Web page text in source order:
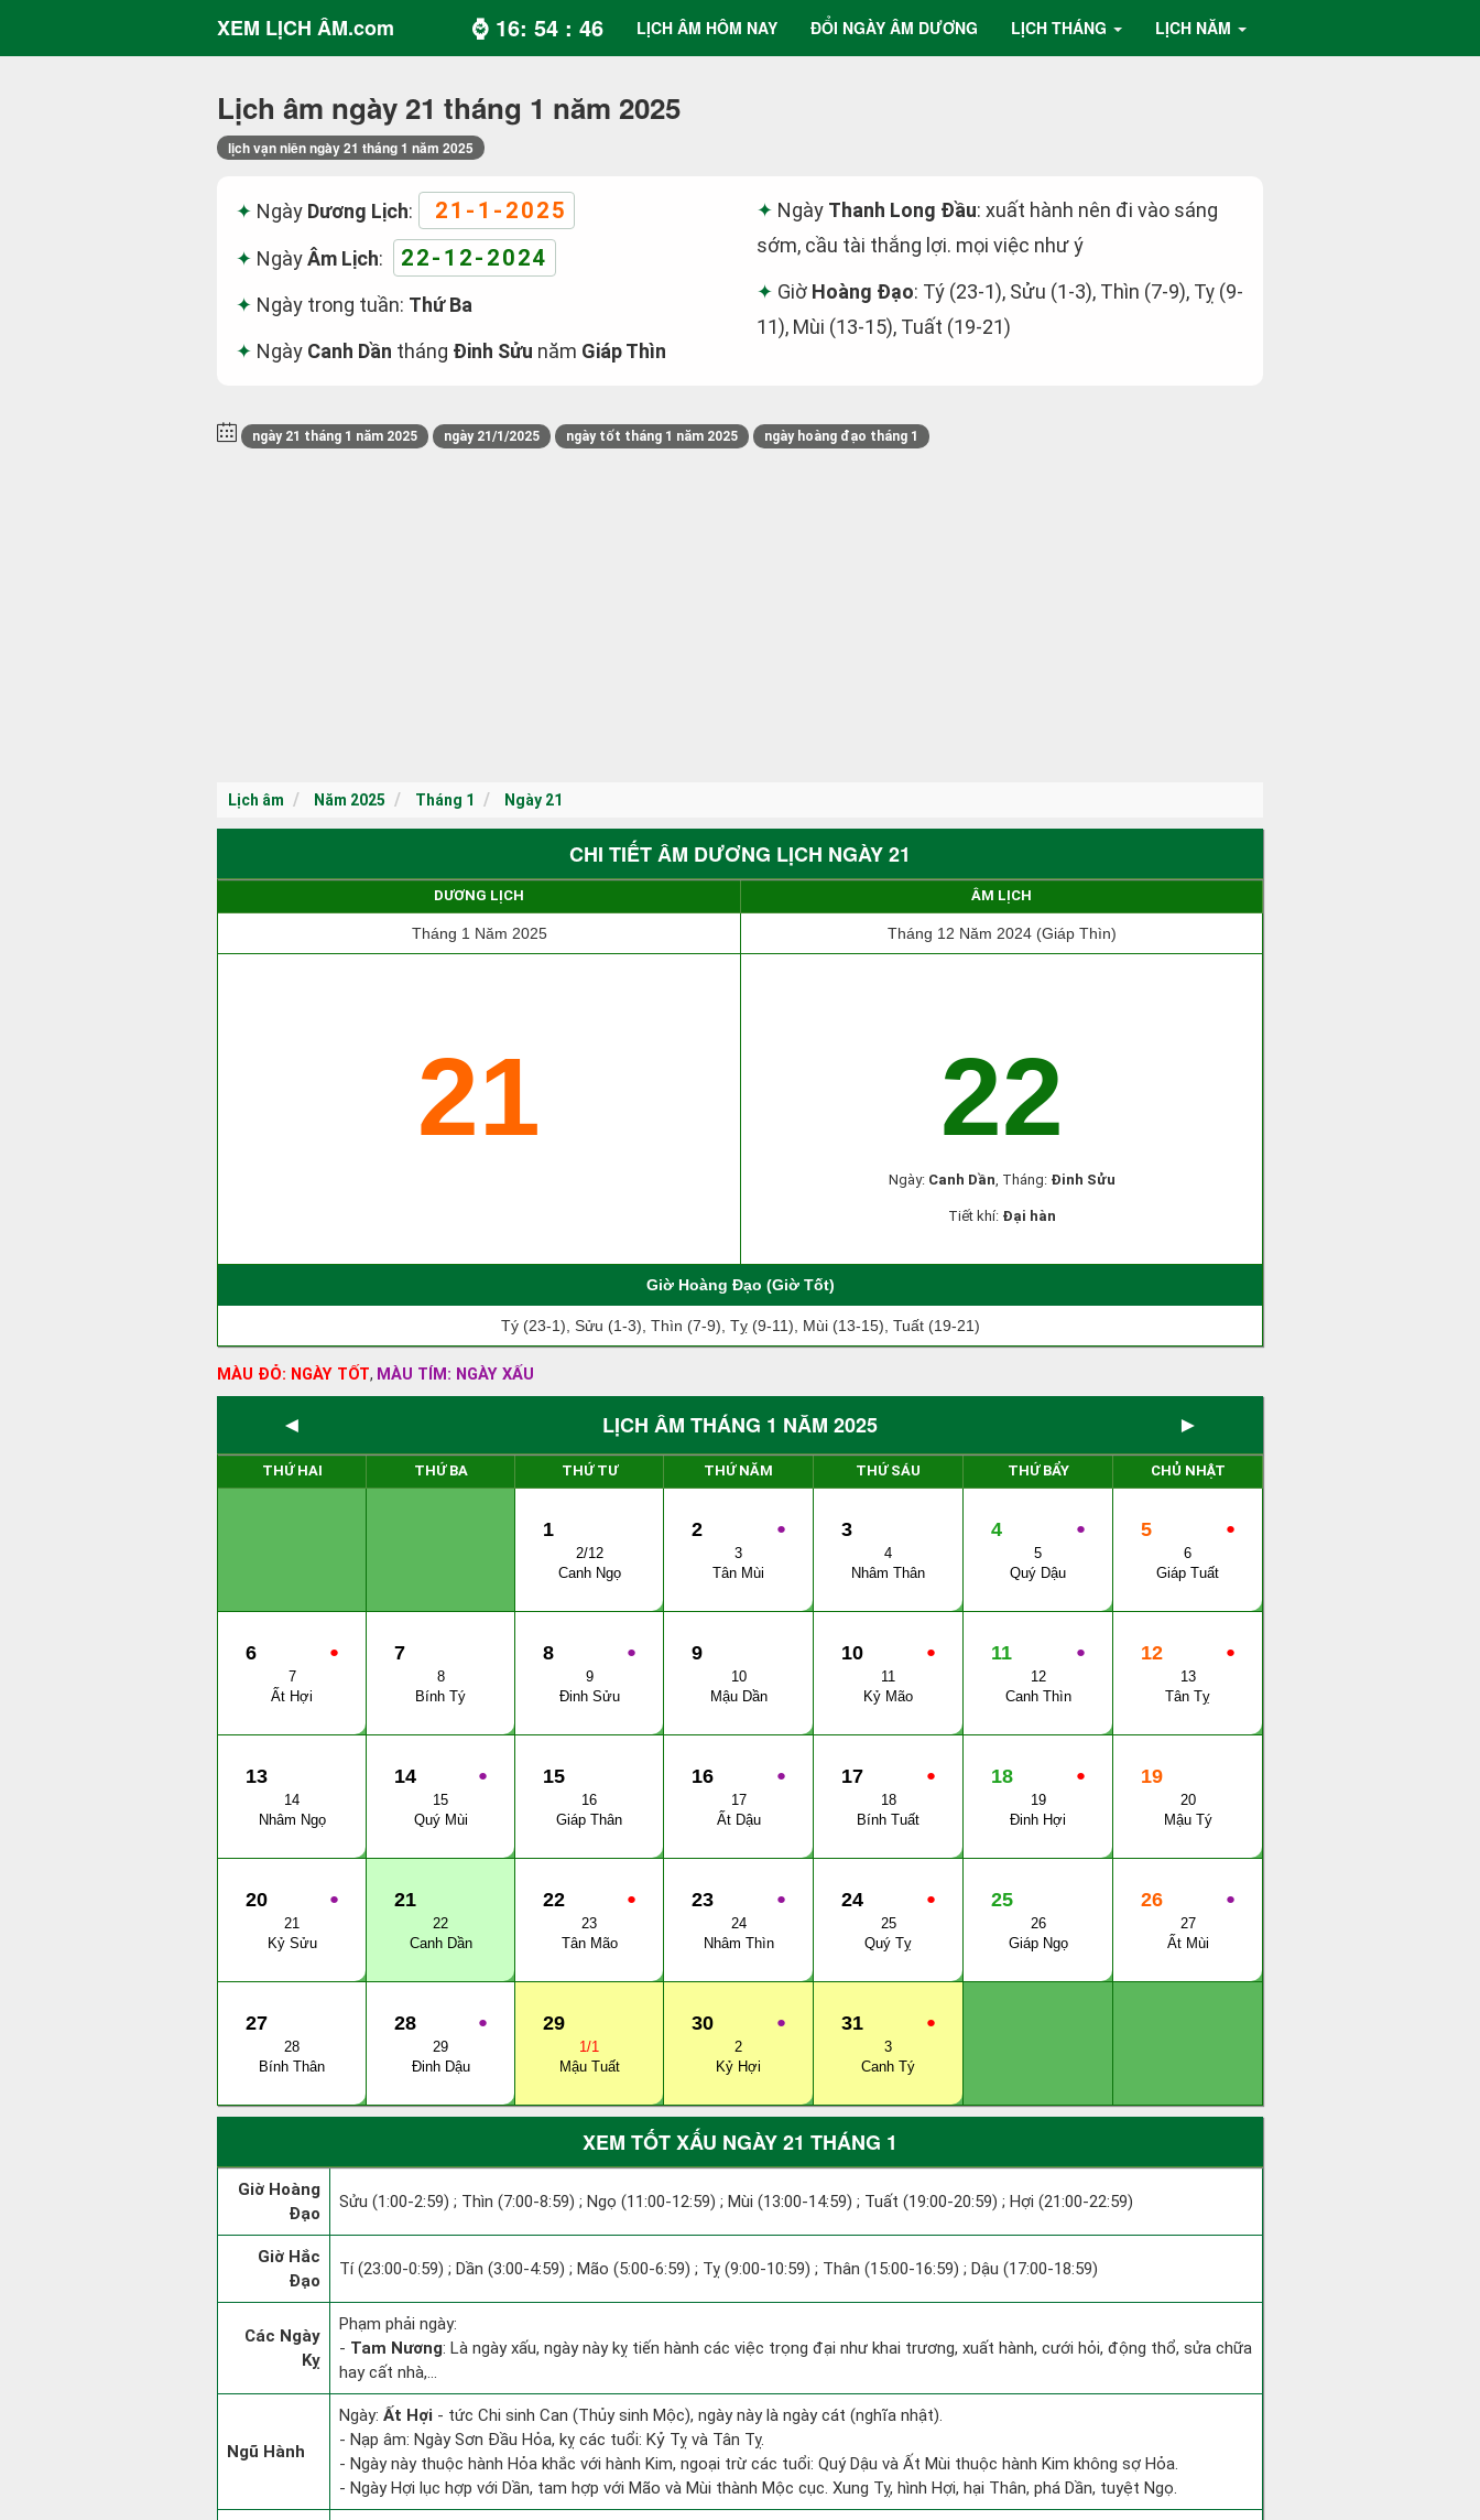
XEM LỊCH ÂM.com ⌚ 16: 54 : 46 LỊCH ÂM HÔM NAY ĐỔI NGÀY ÂM DƯƠNG LỊCH THÁNG LỊCH NĂM
Lịch âm ngày 21 tháng 1 năm 2025
lịch vạn niên ngày 21 tháng 1 năm 2025
Ngày Dương Lịch: 21-1-2025
NgàyÂm Lịch: 22-12-2024
Ngày trong tuần: Thứ Ba
Ngày Canh Dần tháng Đinh Sửu năm Giáp Thìn
Ngày Thanh Long Đầu: xuất hành nên đi vào sáng
sớm, cầu tài thắng lợi. mọi việc như ý
Giờ Hoàng Đạo: Tý (23-1), Sửu (1-3), Thìn (7-9), Tỵ (9-
11), Mùi (13-15), Tuất (19-21)
ngày 21 tháng 1 năm 2025 ngày 21/1/2025 ngày tốt tháng 1 năm 2025 ngày hoàng đạo tháng 1
Lịch âm Năm 2025 Tháng 1 Ngày 21
CHI TIẾT ÂM DƯƠNG LỊCH NGÀY 21
DƯƠNG LỊCH ÂM LỊCH
Tháng 1 Năm 2025 Tháng 12 Năm 2024 (Giáp Thìn)
21 22
Ngày: Canh Dần, Tháng: Đinh Sửu
Tiết khí: Đại hàn
Giờ Hoàng Đạo (Giờ Tốt)
Tý (23-1), Sửu (1-3), Thìn (7-9), Tỵ (9-11), Mùi (13-15), Tuất (19-21)
MÀU ĐỎ: NGÀY TỐT, MÀU TÍM: NGÀY XẤU
◄ LỊCH ÂM THÁNG 1 NĂM 2025 ►
THỨ HAI THỨ BA THỨ TƯ THỨ NĂM THỨ SÁU THỨ BẨY CHỦ NHẬT
1
2/12
Canh Ngọ
●
2
3
Tân Mùi
3
4
Nhâm Thân
●
4
5
Quý Dậu
●
5
6
Giáp Tuất
●
6
7
Ất Hợi
7
8
Bính Tý
●
8
9
Đinh Sửu
9
10
Mậu Dần
●
10
11
Kỷ Mão
●
11
12
Canh Thìn
●
12
13
Tân Tỵ
13
14
Nhâm Ngọ
●
14
15
Quý Mùi
15
16
Giáp Thân
●
16
17
Ất Dậu
●
17
18
Bính Tuất
●
18
19
Đinh Hợi
19
20
Mậu Tý
●
20
21
Kỷ Sửu
21
22
Canh Dần
●
22
23
Tân Mão
●
23
24
Nhâm Thìn
●
24
25
Quý Tỵ
25
26
Giáp Ngọ
●
26
27
Ất Mùi
27
28
Bính Thân
●
28
29
Đinh Dậu
29
1/1
Mậu Tuất
●
30
2
Kỷ Hợi
●
31
3
Canh Tý
XEM TỐT XẤU NGÀY 21 THÁNG 1
Giờ Hoàng
Đạo
Sửu (1:00-2:59) ; Thìn (7:00-8:59) ; Ngọ (11:00-12:59) ; Mùi (13:00-14:59) ; Tuất (19:00-20:59) ; Hợi (21:00-22:59)
Giờ Hắc
Đạo
Tí (23:00-0:59) ; Dần (3:00-4:59) ; Mão (5:00-6:59) ; Tỵ (9:00-10:59) ; Thân (15:00-16:59) ; Dậu (17:00-18:59)
Các Ngày
Kỵ
Phạm phải ngày:
- Tam Nương: Là ngày xấu, ngày này kỵ tiến hành các việc trọng đại như khai trương, xuất hành, cưới hỏi, động thổ, sửa chữa
hay cất nhà,...
Ngũ Hành
Ngày: Ất Hợi - tức Chi sinh Can (Thủy sinh Mộc), ngày này là ngày cát (nghĩa nhật).
- Nạp âm: Ngày Sơn Đầu Hỏa, kỵ các tuổi: Kỷ Tỵ và Tân Tỵ.
- Ngày này thuộc hành Hỏa khắc với hành Kim, ngoại trừ các tuổi: Quý Dậu và Ất Mùi thuộc hành Kim không sợ Hỏa.
- Ngày Hợi lục hợp với Dần, tam hợp với Mão và Mùi thành Mộc cục. Xung Tỵ, hình Hợi, hại Thân, phá Dần, tuyệt Ngọ.